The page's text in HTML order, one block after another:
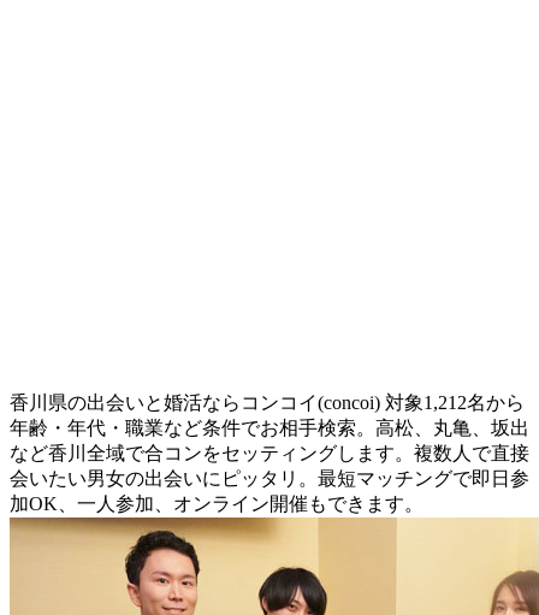
香川県の出会いと婚活ならコンコイ(concoi) 対象1,212名から
年齢・年代・職業など条件でお相手検索。高松、丸亀、坂出
など香川全域で合コンをセッティングします。複数人で直接
会いたい男女の出会いにピッタリ。最短マッチングで即日参
加OK、一人参加、オンライン開催もできます。